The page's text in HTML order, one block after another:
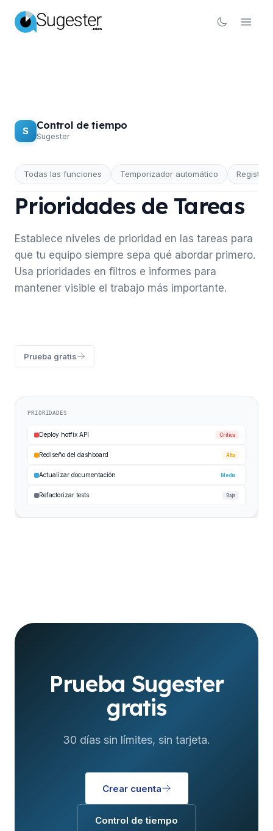
S Control de tiempo
Sugester
Todas las funciones Temporizador automático Registro
CONTROL DE TIEMPO
Prioridades de Tareas
Establece niveles de prioridad en las tareas para
que tu equipo siempre sepa qué abordar primero.
Usa prioridades en filtros e informes para
mantener visible el trabajo más importante.
Prueba gratis
PRIORIDADES
Deploy hotfix API Crítica
Rediseño del dashboard Alta
Actualizar documentación Media
Refactorizar tests Baja
Prueba Sugester
gratis
30 días sin límites, sin tarjeta.
Crear cuenta
Control de tiempo